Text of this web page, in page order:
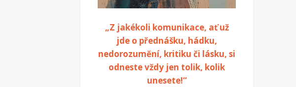
„Z jakékoli komunikace, ať už
jde o přednášku, hádku,
nedorozumění, kritiku či lásku, si
odneste vždy jen tolik, kolik
unesete!“